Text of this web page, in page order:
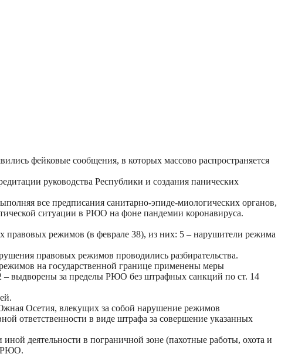
фейковые сообщения, в которых массово распространяется
руководства Республики и создания панических
все предписания санитарно-эпиде-миологических органов,
ситуации в РЮО на фоне пандемии коронавируса.
правовых режимов (в феврале 38), из них: 5 – нарушители режима
правовых режимов проводились разбирательства.
на государственной границе применены меры
– выдворены за пределы РЮО без штрафных санкций по ст. 14
Осетия, влекущих за собой нарушение режимов
ответственности в виде штрафа за совершение указанных
деятельности в пограничной зоне (пахотные работы, охота и
РЮО.